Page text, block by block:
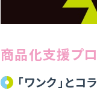
商品化支援プロ
「ワンク」と